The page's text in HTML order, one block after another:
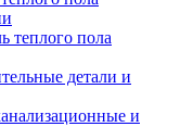
теплого пола
детали и
и